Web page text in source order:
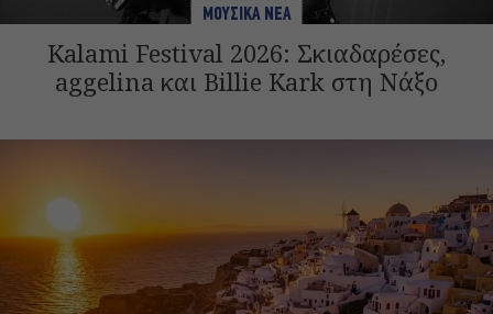
ΜΟΥΣΙΚΑ ΝΕΑ
Kalami Festival 2026: Σκιαδαρέσες,
aggelina και Billie Kark στη Νάξο